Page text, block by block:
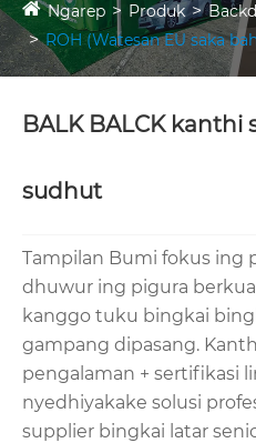
Ngarep Produk
ROH (Watesan EU saka
BALK BALCK kanthi
sudhut
Tampilan Bumi fokus ing
dhuwur ing pigura
kanggo tuku bingkai
gampang dipasang.
pengalaman + sertifikasi
nyedhiyakake solusi
supplier bingkai latar